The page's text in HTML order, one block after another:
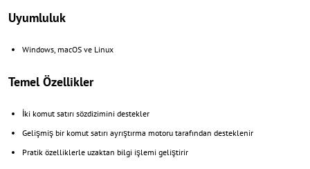
Uyumluluk
Windows, macOS ve Linux
Temel Özellikler
İki komut satırı sözdizimini destekler
Gelişmiş bir komut satırı ayrıştırma motoru tarafından desteklenir
Pratik özelliklerle uzaktan bilgi işlemi geliştirir